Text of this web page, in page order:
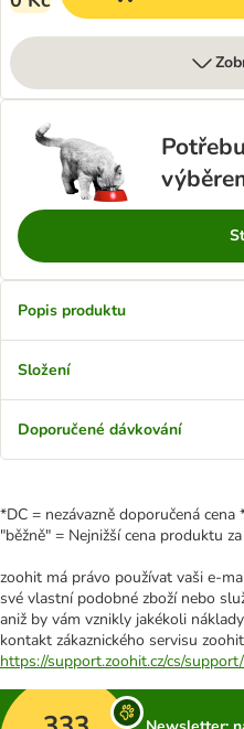
Popis produktu
Složení
Doporučené dávkování
*DC = nezávazně doporučená cena
"běžně" = Nejnižší cena produktu
zoohit má právo používat vaši e-
své vlastní podobné zboží nebo
aniž by vám vznikly jakékoli
kontakt zákaznického servisu
https://support.zoohit.cz/cs/